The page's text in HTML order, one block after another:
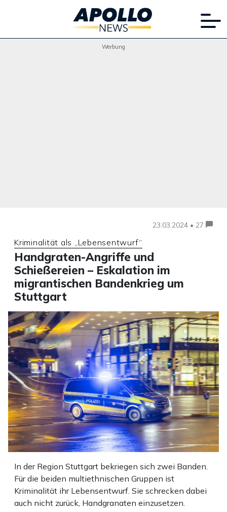
Werbung
23.03.2024 • 27
Kriminalität als „Lebensentwurf“
Handgraten-Angriffe und
Schießereien – Eskalation im
migrantischen Bandenkrieg um
Stuttgart
In der Region Stuttgart bekriegen sich zwei Banden.
Für die beiden multiethnischen Gruppen ist
Kriminalität ihr Lebensentwurf. Sie schrecken dabei
auch nicht zurück, Handgranaten einzusetzen.